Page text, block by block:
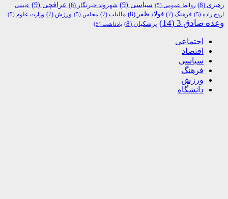
رهبری (8) روابط عمومی (5) سیاسی (9) شهروند خبرنگار (6) عراقچی (9)
عیسی
اروج زاده (5) فرهنگ (7) فولاد ظفر (8) مالیات (7) مجلس (5) ورزش (7) وزارت علوم (5)
وعده صادق 3 (14) پزشکیان (8) یادداشت (5)
اجتماعی
اقتصاد
سیاسی
فرهنگ
ورزش
دانشگاه